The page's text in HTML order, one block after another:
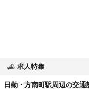
求人特集
日勤・方南町駅周辺の交